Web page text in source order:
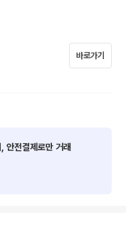
바로가기
안전결제로만 거래